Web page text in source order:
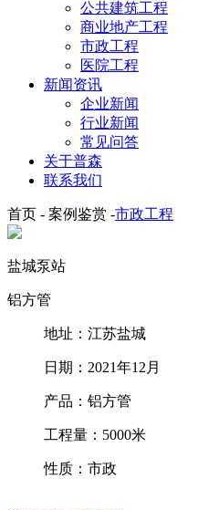
公共建筑工程
商业地产工程
市政工程
医院工程
新闻资讯
企业新闻
行业新闻
常见问答
关于普森
联系我们
首页 - 案例鉴赏 -市政工程
盐城泵站
铝方管
地址：江苏盐城
日期：2021年12月
产品：铝方管
工程量：5000米
性质：市政